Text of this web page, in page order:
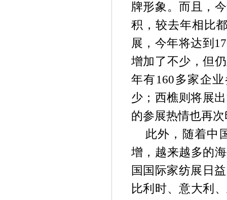
牌形象。而且，
积，较去年相比
展，今年将达到
增加了不少，但
年有160多家企
少；西樵则将展
的参展热情也再
此外，随着中
增，越来越多的
国国际家纺展日
比利时、意大利